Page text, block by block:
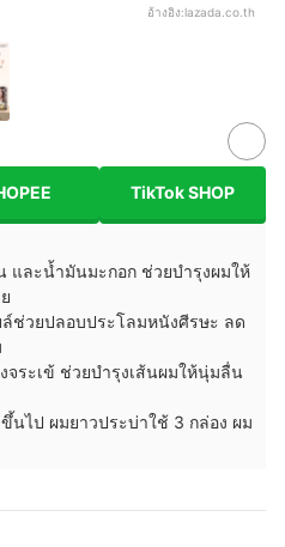
อ้างอิง:lazada.co.th
TikTok SHOP
และน้ำมันมะกอก ช่วยบำรุงผมให้
ช่วยปลอบประโลมหนังศีรษะ ลด
จระเข้ ช่วยบำรุงเส้นผมให้นุ่มลื่น
นไป ผมยาวประบ่าใช้ 3 กล่อง ผม